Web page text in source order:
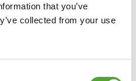
that you’ve
collected from your use